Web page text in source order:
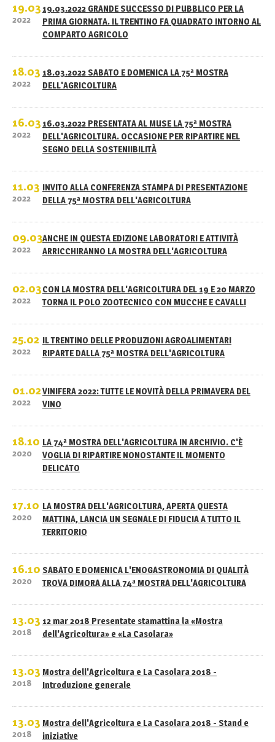
19.03
2022
19.03.2022 GRANDE SUCCESSO DI PUBBLICO PER LA
PRIMA GIORNATA. IL TRENTINO FA QUADRATO INTORNO AL
COMPARTO AGRICOLO
18.03
2022
18.03.2022 SABATO E DOMENICA LA 75ª MOSTRA
DELL'AGRICOLTURA
16.03
2022
16.03.2022 PRESENTATA AL MUSE LA 75ª MOSTRA
DELL'AGRICOLTURA. OCCASIONE PER RIPARTIRE NEL
SEGNO DELLA SOSTENIIBILITÀ
11.03
2022
INVITO ALLA CONFERENZA STAMPA DI PRESENTAZIONE
DELLA 75ª MOSTRA DELL'AGRICOLTURA
09.03
2022
ANCHE IN QUESTA EDIZIONE LABORATORI E ATTIVITÀ
ARRICCHIRANNO LA MOSTRA DELL'AGRICOLTURA
02.03
2022
CON LA MOSTRA DELL'AGRICOLTURA DEL 19 E 20 MARZO
TORNA IL POLO ZOOTECNICO CON MUCCHE E CAVALLI
25.02
2022
IL TRENTINO DELLE PRODUZIONI AGROALIMENTARI
RIPARTE DALLA 75ª MOSTRA DELL'AGRICOLTURA
01.02
2022
VINIFERA 2022: TUTTE LE NOVITÀ DELLA PRIMAVERA DEL
VINO
18.10
2020
LA 74ª MOSTRA DELL'AGRICOLTURA IN ARCHIVIO. C'È
VOGLIA DI RIPARTIRE NONOSTANTE IL MOMENTO
DELICATO
17.10
2020
LA MOSTRA DELL'AGRICOLTURA, APERTA QUESTA
MATTINA, LANCIA UN SEGNALE DI FIDUCIA A TUTTO IL
TERRITORIO
16.10
2020
SABATO E DOMENICA L'ENOGASTRONOMIA DI QUALITÀ
TROVA DIMORA ALLA 74ª MOSTRA DELL'AGRICOLTURA
13.03
2018
12 mar 2018 Presentate stamattina la «Mostra
dell'Agricoltura» e «La Casolara»
13.03
2018
Mostra dell'Agricoltura e La Casolara 2018 -
Introduzione generale
13.03
2018
Mostra dell'Agricoltura e La Casolara 2018 - Stand e
iniziative